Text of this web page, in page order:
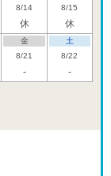
8/14
休
8/15
休
金
8/21
-
土
8/22
-